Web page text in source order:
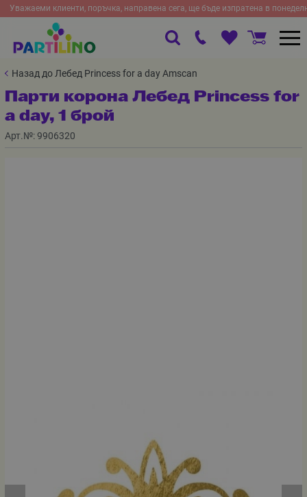
Уважаеми клиенти, поръчка, направена сега, ще бъде изпратена в
Назад до Лебед Princess for a day Amscan
Парти корона Лебед Princess for
a day, 1 брой
Арт.№:9906320